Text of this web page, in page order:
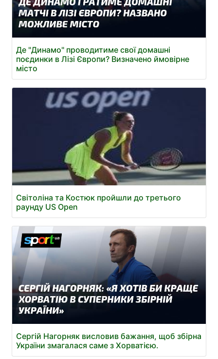
Де "Динамо" проводитиме свої домашні
поєдинки в Лізі Європи? Визначено ймовірне
місто
Світоліна та Костюк пройшли до третього
раунду US Open
Сергій Нагорняк висловив бажання, щоб збірна
України змагалася саме з Хорватією.